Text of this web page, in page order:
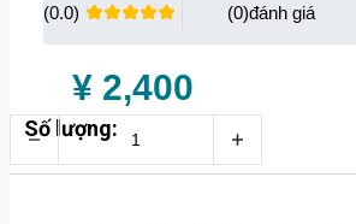
(0)
(0.0)
¥ 2,400
Số lượng: